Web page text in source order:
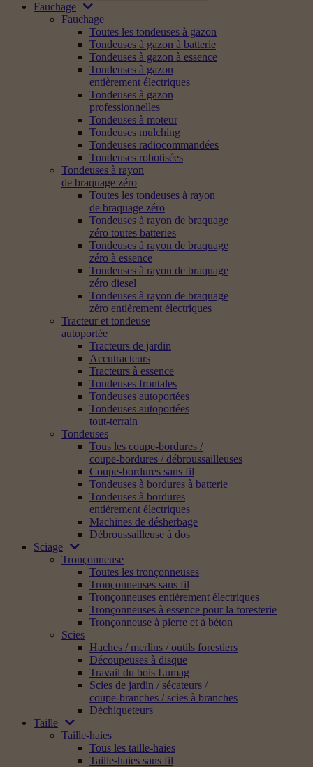
Fauchage
Fauchage
Toutes les tondeuses à gazon
Tondeuses à gazon à batterie
Tondeuses à gazon à essence
Tondeuses à gazon
entièrement électriques
Tondeuses à gazon
professionnelles
Tondeuses à moteur
Tondeuses mulching
Tondeuses radiocommandées
Tondeuses robotisées
Tondeuses à rayon
de braquage zéro
Toutes les tondeuses à rayon
de braquage zéro
Tondeuses à rayon de braquage
zéro toutes batteries
Tondeuses à rayon de braquage
zéro à essence
Tondeuses à rayon de braquage
zéro diesel
Tondeuses à rayon de braquage
zéro entièrement électriques
Tracteur et tondeuse
autoportée
Tracteurs de jardin
Accutracteurs
Tracteurs à essence
Tondeuses frontales
Tondeuses autoportées
Tondeuses autoportées
tout-terrain
Tondeuses
Tous les coupe-bordures /
coupe-bordures / débroussailleuses
Coupe-bordures sans fil
Tondeuses à bordures à batterie
Tondeuses à bordures
entièrement électriques
Machines de désherbage
Débroussailleuse à dos
Sciage
Tronçonneuse
Toutes les tronçonneuses
Tronçonneuses sans fil
Tronçonneuses entièrement électriques
Tronçonneuses à essence pour la foresterie
Tronçonneuse à pierre et à béton
Scies
Haches / merlins / outils forestiers
Découpeuses à disque
Travail du bois Lumag
Scies de jardin / sécateurs /
coupe-branches / scies à branches
Déchiqueteurs
Taille
Taille-haies
Tous les taille-haies
Taille-haies sans fil